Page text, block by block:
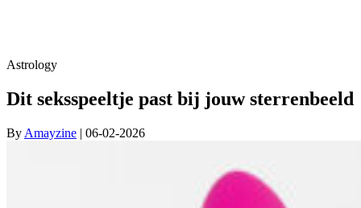
Astrology
Dit seksspeeltje past bij jouw sterrenbeeld
By Amayzine | 06-02-2026